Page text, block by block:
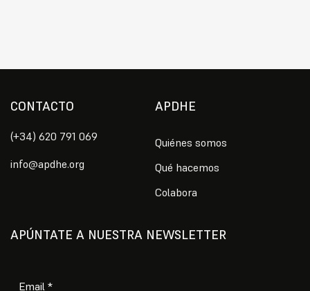
CONTACTO
(+34) 620 791 069
info@apdhe.org
APDHE
Quiénes somos
Qué hacemos
Colabora
APÚNTATE A NUESTRA NEWSLETTER